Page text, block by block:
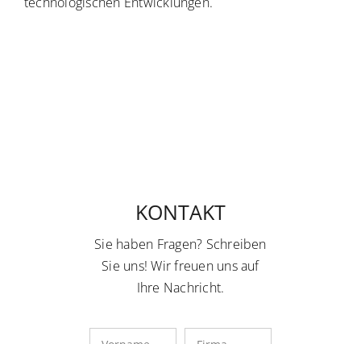
KONTAKT
Sie haben Fragen? Schreiben
Sie uns! Wir freuen uns auf
Ihre Nachricht.